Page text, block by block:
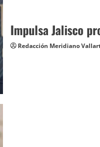
Impulsa Jalisco
Redacción Meridiano